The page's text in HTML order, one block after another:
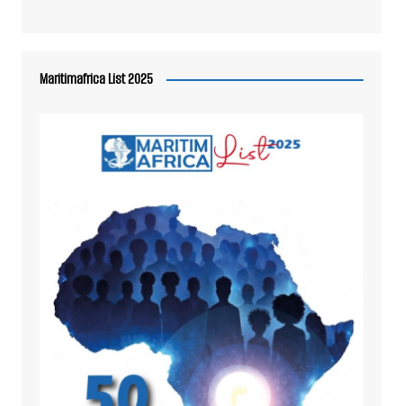
Maritimafrica List 2025